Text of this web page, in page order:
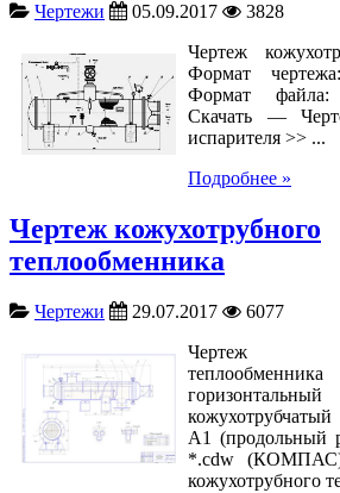
Чертежи 05.09.2017
3828
Чертеж
Формат
Формат
Скачать —
испарителя >> ...
Подробнее »
Чертеж кожухотрубного
теплообменника
Чертежи 29.07.2017
6077
Чертеж
А1 (продольный
*.cdw
кожухотрубного